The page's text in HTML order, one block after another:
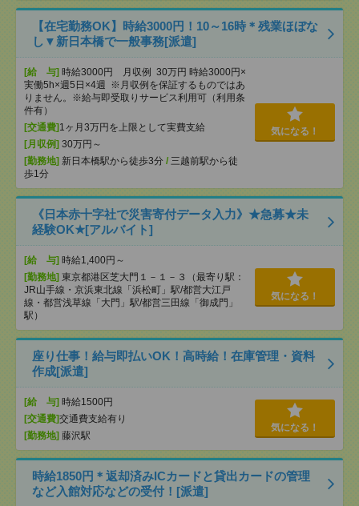
【在宅勤務OK】時給3000円！10～16時＊残業ほぼな
し▼新日本橋で一般事務[派遣]
[給 与] 時給3000円 月収例 30万円 時給3000円×
実働5h×週5日×4週 ※月収例を保証するものではあ
りません。※給与即受取りサービス利用可（利用条
件有）
[交通費] 1ヶ月3万円を上限として実費支給
[月収例] 30万円～
[勤務地] 新日本橋駅から徒歩3分 / 三越前駅から徒
歩1分
気になる！
《日本赤十字社で災害寄付データ入力》★急募★未
経験OK★[アルバイト]
[給 与] 時給1,400円～
[勤務地] 東京都港区芝大門１－１－３（最寄り駅：
JR山手線・京浜東北線「浜松町」駅/都営大江戸
線・都営浅草線「⼤⾨」駅/都営三田線「御成⾨」
駅）
気になる！
座り仕事！給与即払いOK！高時給！在庫管理・資料
作成[派遣]
[給 与] 時給1500円
[交通費]交通費支給有り
[勤務地] 藤沢駅
気になる！
時給1850円＊返却済みICカードと貸出カードの管理
など入館対応などの受付！[派遣]